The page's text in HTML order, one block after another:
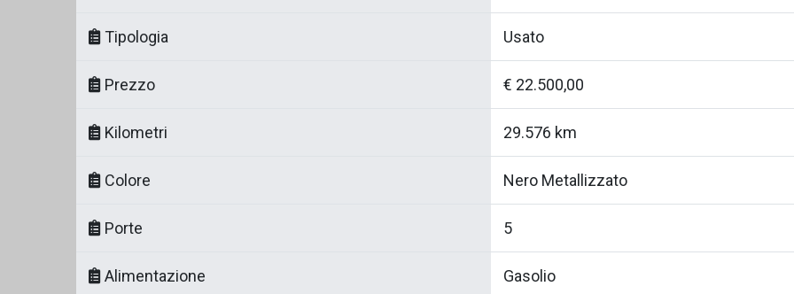
Tipologia Usato
Prezzo € 22.500,00
Kilometri 29.576 km
Colore Nero Metallizzato
Porte 5
Alimentazione Gasolio